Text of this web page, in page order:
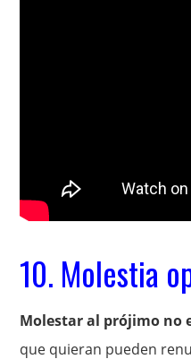
10. Molestia
Molestar al prójimo no
que quieran pueden